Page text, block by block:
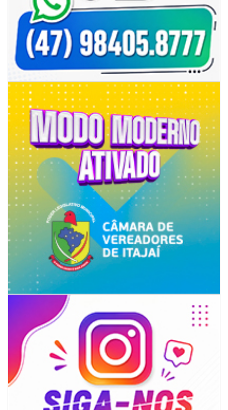
05/08/2026 | 07:00
Rede Municipal de Ensino inicia entrega de novos uniformes para
merendeiras
GERAL
05/08/2026 | 07:00
Sorveteria do Norte de SC expande e abre primeira unidade em
Florianópolis
GERAL